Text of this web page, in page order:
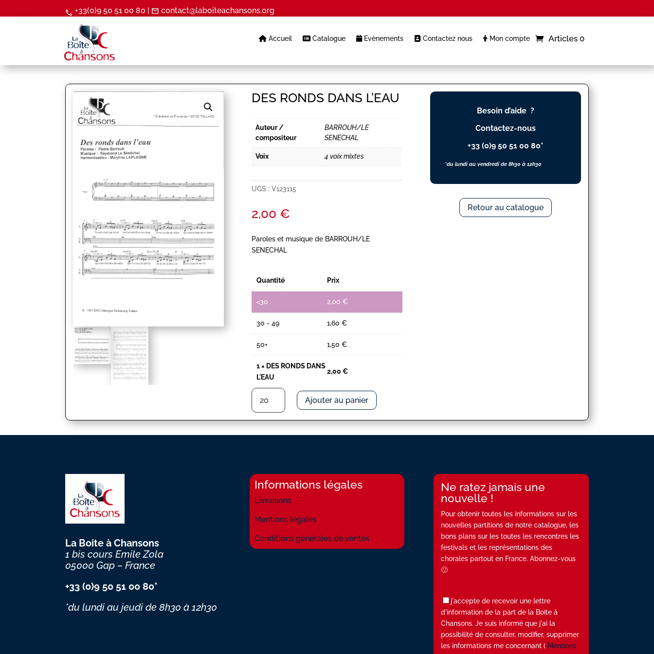
call +33(0)9 50 51 00 80 | mail contact@laboiteachansons.org
Accueil Catalogue Evènements Contactez nous Mon compte Articles 0
DES RONDS DANS L’EAU
Auteur /
compositeur
BARROUH/LE
SENECHAL
Voix 4 voix mixtes
UGS :V123115
2,00 €
Paroles et musique de BARROUH/LE
SENECHAL
Quantité Prix
<30 2,00 €
30 - 49 1,60 €
50+ 1,50 €
1 × DES RONDS DANS
L'EAU
2,00 €
quantité
DES
RONDS
DANS
Ajouter au panier
Besoin d’aide ?
Contactez-nous
+33 (0)9 50 51 00 80*
*du lundi au vendredi de 8h30 à 12h30
Retour au catalogue
La Boite à Chansons
1 bis cours Emile Zola
05000 Gap – France
+33 (0)9 50 51 00 80*
*du lundi au jeudide 8h30 à 12h30
Informations légales
Livraisons
Mentions légales
Conditions générales de ventes
Ne ratez jamais une
nouvelle !
Pour obtenir toutes les informations sur les
nouvelles partitions de notre catalogue, les
bons plans sur les toutes les rencontres les
festivals et les représentations des
chorales partout en France. Abonnez-vous
🙂
j'accepte de recevoir une lettre
d'information de la part de la Boite à
Chansons. Je suis informé que j'ai la
possibilité de consulter, modifier, supprimer
les informations me concernant ( Mentions